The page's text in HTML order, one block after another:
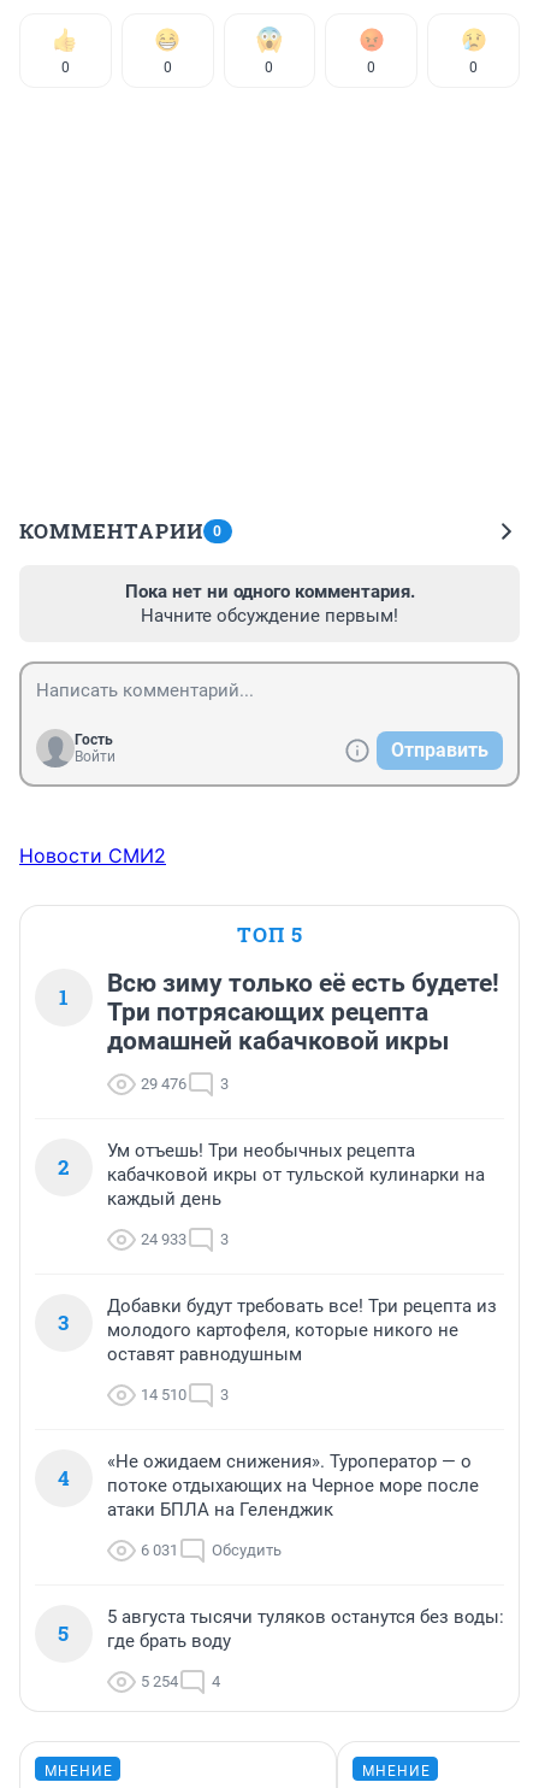
0 0 0 0 0
КОММЕНТАРИИ 0
Пока нет ни одного комментария.
Начните обсуждение первым!
Гость
Войти
Отправить
Новости СМИ2
ТОП 5
1
Всю зиму только её есть будете!
Три потрясающих рецепта
домашней кабачковой икры
29 476 3
2
Ум отъешь! Три необычных рецепта
кабачковой икры от тульской кулинарки на
каждый день
24 933 3
3
Добавки будут требовать все! Три рецепта из
молодого картофеля, которые никого не
оставят равнодушным
14 510 3
4
«Не ожидаем снижения». Туроператор — о
потоке отдыхающих на Черное море после
атаки БПЛА на Геленджик
6 031 Обсудить
5
5 августа тысячи туляков останутся без воды:
где брать воду
5 254 4
МНЕНИЕ МНЕНИЕ